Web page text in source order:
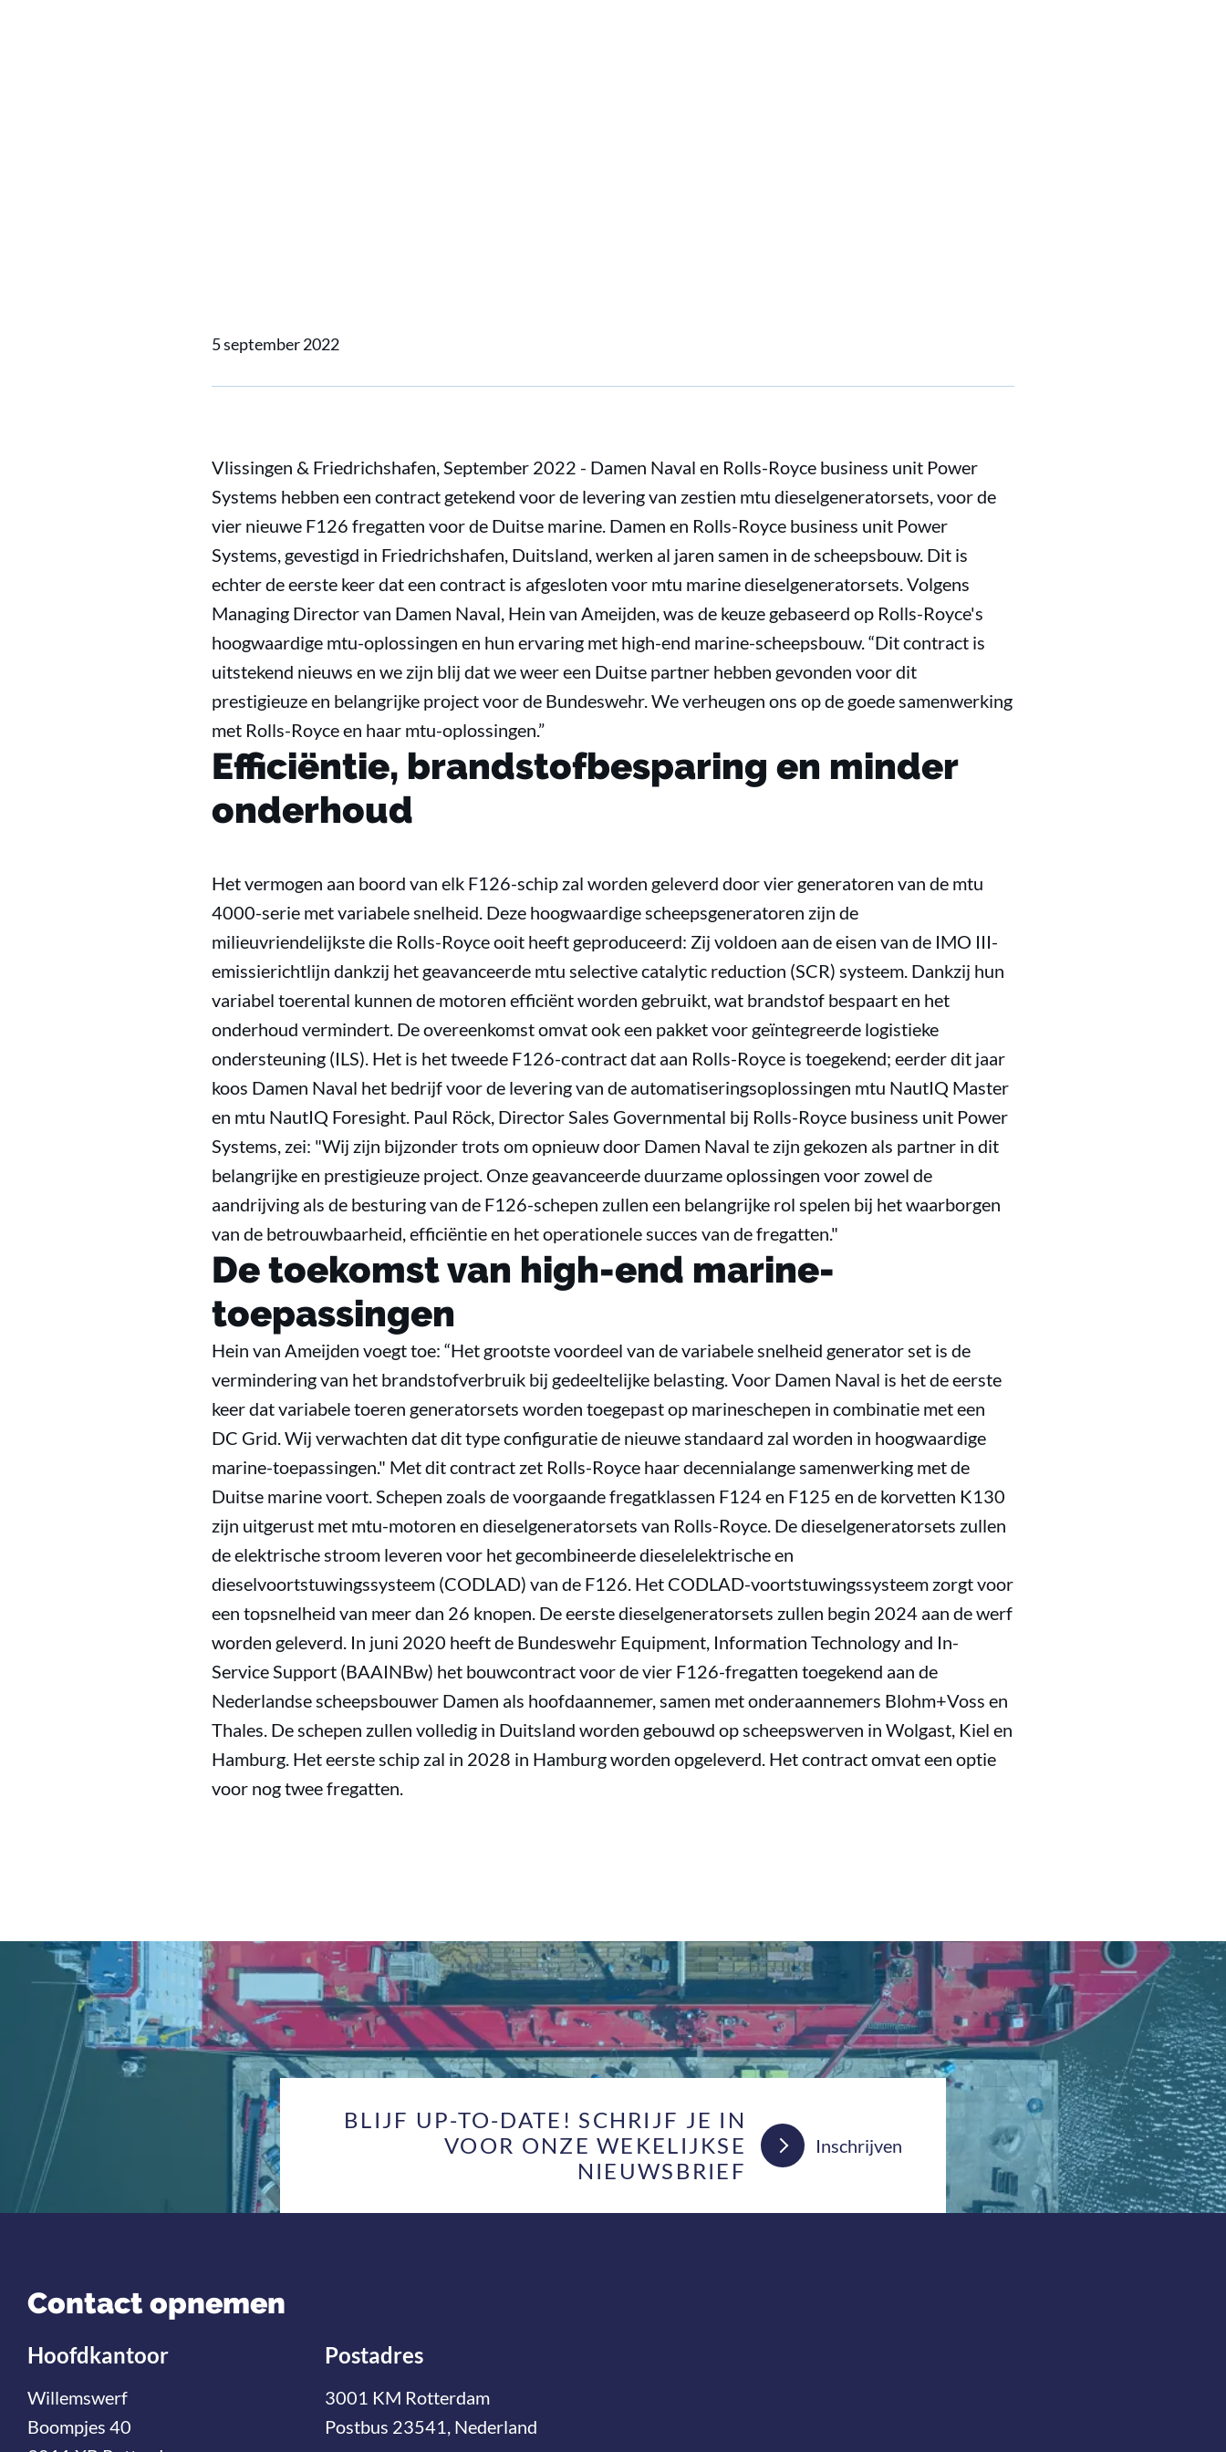
5 september 2022
Vlissingen & Friedrichshafen, September 2022 - Damen Naval en Rolls-Royce business unit Power
Systems hebben een contract getekend voor de levering van zestien mtu dieselgeneratorsets, voor de
vier nieuwe F126 fregatten voor de Duitse marine. Damen en Rolls-Royce business unit Power
Systems, gevestigd in Friedrichshafen, Duitsland, werken al jaren samen in de scheepsbouw. Dit is
echter de eerste keer dat een contract is afgesloten voor mtu marine dieselgeneratorsets. Volgens
Managing Director van Damen Naval, Hein van Ameijden, was de keuze gebaseerd op Rolls-Royce's
hoogwaardige mtu-oplossingen en hun ervaring met high-end marine-scheepsbouw. “Dit contract is
uitstekend nieuws en we zijn blij dat we weer een Duitse partner hebben gevonden voor dit
prestigieuze en belangrijke project voor de Bundeswehr. We verheugen ons op de goede samenwerking
met Rolls-Royce en haar mtu-oplossingen.”
Efficiëntie, brandstofbesparing en minder
onderhoud
Het vermogen aan boord van elk F126-schip zal worden geleverd door vier generatoren van de mtu
4000-serie met variabele snelheid. Deze hoogwaardige scheepsgeneratoren zijn de
milieuvriendelijkste die Rolls-Royce ooit heeft geproduceerd: Zij voldoen aan de eisen van de IMO III-
emissierichtlijn dankzij het geavanceerde mtu selective catalytic reduction (SCR) systeem. Dankzij hun
variabel toerental kunnen de motoren efficiënt worden gebruikt, wat brandstof bespaart en het
onderhoud vermindert. De overeenkomst omvat ook een pakket voor geïntegreerde logistieke
ondersteuning (ILS). Het is het tweede F126-contract dat aan Rolls-Royce is toegekend; eerder dit jaar
koos Damen Naval het bedrijf voor de levering van de automatiseringsoplossingen mtu NautIQ Master
en mtu NautIQ Foresight. Paul Röck, Director Sales Governmental bij Rolls-Royce business unit Power
Systems, zei: "Wij zijn bijzonder trots om opnieuw door Damen Naval te zijn gekozen als partner in dit
belangrijke en prestigieuze project. Onze geavanceerde duurzame oplossingen voor zowel de
aandrijving als de besturing van de F126-schepen zullen een belangrijke rol spelen bij het waarborgen
van de betrouwbaarheid, efficiëntie en het operationele succes van de fregatten."
De toekomst van high-end marine-
toepassingen
Hein van Ameijden voegt toe: “Het grootste voordeel van de variabele snelheid generator set is de
vermindering van het brandstofverbruik bij gedeeltelijke belasting. Voor Damen Naval is het de eerste
keer dat variabele toeren generatorsets worden toegepast op marineschepen in combinatie met een
DC Grid. Wij verwachten dat dit type configuratie de nieuwe standaard zal worden in hoogwaardige
marine-toepassingen." Met dit contract zet Rolls-Royce haar decennialange samenwerking met de
Duitse marine voort. Schepen zoals de voorgaande fregatklassen F124 en F125 en de korvetten K130
zijn uitgerust met mtu-motoren en dieselgeneratorsets van Rolls-Royce. De dieselgeneratorsets zullen
de elektrische stroom leveren voor het gecombineerde dieselelektrische en
dieselvoortstuwingssysteem (CODLAD) van de F126. Het CODLAD-voortstuwingssysteem zorgt voor
een topsnelheid van meer dan 26 knopen. De eerste dieselgeneratorsets zullen begin 2024 aan de werf
worden geleverd. In juni 2020 heeft de Bundeswehr Equipment, Information Technology and In-
Service Support (BAAINBw) het bouwcontract voor de vier F126-fregatten toegekend aan de
Nederlandse scheepsbouwer Damen als hoofdaannemer, samen met onderaannemers Blohm+Voss en
Thales. De schepen zullen volledig in Duitsland worden gebouwd op scheepswerven in Wolgast, Kiel en
Hamburg. Het eerste schip zal in 2028 in Hamburg worden opgeleverd. Het contract omvat een optie
voor nog twee fregatten.
BLIJF UP-TO-DATE! SCHRIJF JE IN
VOOR ONZE WEKELIJKSE
NIEUWSBRIEF
Inschrijven
Contact opnemen
Hoofdkantoor
Willemswerf
Boompjes 40
Postadres
3001 KM Rotterdam
Postbus 23541, Nederland